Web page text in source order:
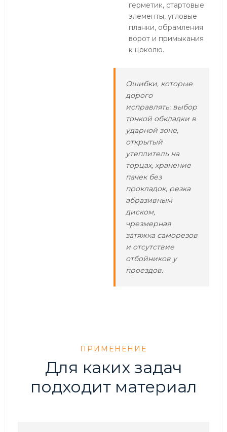
герметик, стартовые
элементы, угловые
планки, обрамления
ворот и примыкания
к цоколю.
Ошибки, которые
дорого
исправлять: выбор
тонкой обкладки в
ударной зоне,
открытый
утеплитель на
торцах, хранение
пачек без
прокладок, резка
абразивным
диском,
чрезмерная
затяжка саморезов
и отсутствие
отбойников у
проездов.
ПРИМЕНЕНИЕ
Для каких задач
подходит материал